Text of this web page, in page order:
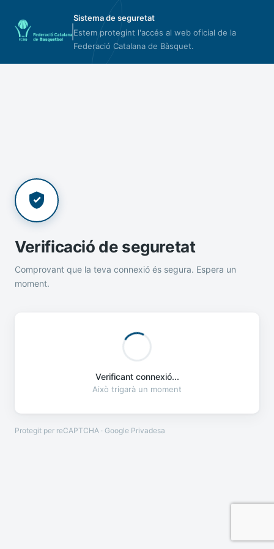
Sistema de seguretat
Estem protegint l'accés al web oficial de la
Federació Catalana de Bàsquet.
Verificació de seguretat
Comprovant que la teva connexió és segura. Espera un
moment.
Verificant connexió...
Això trigarà un moment
Protegit per reCAPTCHA · Google Privadesa